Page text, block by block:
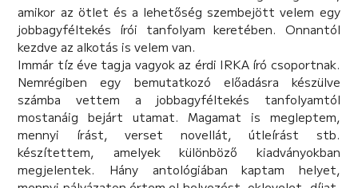
amikor az ötlet és a lehetőség szembejött velem egy
jobbagyféltekés írói tanfolyam keretében. Onnantól
kezdve az alkotás is velem van.
Immár tíz éve tagja vagyok az érdi IRKA író csoportnak.
Nemrégiben egy bemutatkozó előadásra készülve
számba vettem a jobbagyféltekés tanfolyamtól
mostanáig bejárt utamat. Magamat is megleptem,
mennyi írást, verset novellát, útleírást stb.
készítettem, amelyek különböző kiadványokban
megjelentek. Hány antológiában kaptam helyet,